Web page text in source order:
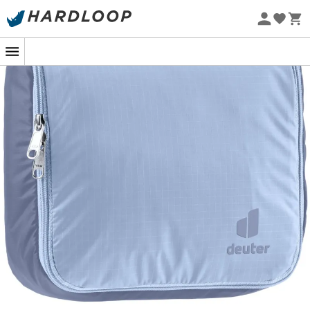
Nachhaltigkeit
Beim Trekking oder Wandern sind wir ganz begeistert
von derWash Center I
Kein Wunder, wenn man die zahlreichen
Aufbewahrungsmöglichkeiten bedenkt, die sie mit ihren